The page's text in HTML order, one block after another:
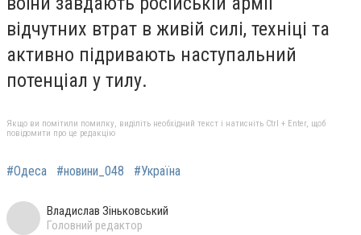
відчутних втрат в живій силі, техніці та
активно підривають наступальний
потенціал у тилу.
Якщо ви помітили помилку, виділіть необхідний текст і натисніть Ctrl + Enter, щоб
повідомити про це редакцію
#Одеса #новини_048 #Україна
Владислав Зіньковський
Головний редактор